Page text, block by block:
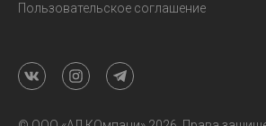
Пользовательское соглашение